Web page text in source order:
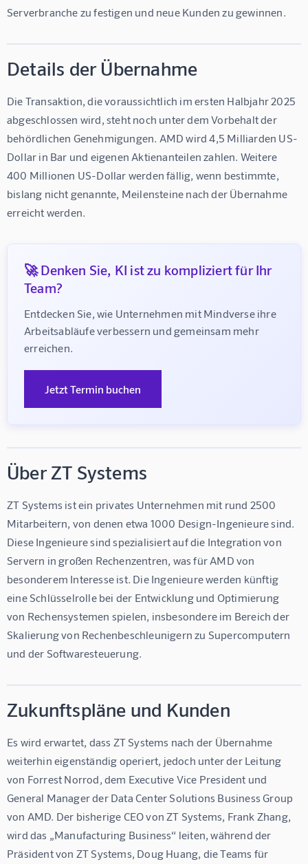
Serverbranche zu festigen und neue Kunden zu gewinnen.
Details der Übernahme
Die Transaktion, die voraussichtlich im ersten Halbjahr 2025
abgeschlossen wird, steht noch unter dem Vorbehalt der
behördlichen Genehmigungen. AMD wird 4,5 Milliarden US-
Dollar in Bar und eigenen Aktienanteilen zahlen. Weitere
400 Millionen US-Dollar werden fällig, wenn bestimmte,
bislang nicht genannte, Meilensteine nach der Übernahme
erreicht werden.
🚀 Denken Sie, KI ist zu kompliziert für Ihr
Team?
Entdecken Sie, wie Unternehmen mit Mindverse ihre
Arbeitsabläufe verbessern und gemeinsam mehr
erreichen.
Jetzt Termin buchen
Über ZT Systems
ZT Systems ist ein privates Unternehmen mit rund 2500
Mitarbeitern, von denen etwa 1000 Design-Ingenieure sind.
Diese Ingenieure sind spezialisiert auf die Integration von
Servern in großen Rechenzentren, was für AMD von
besonderem Interesse ist. Die Ingenieure werden künftig
eine Schlüsselrolle bei der Entwicklung und Optimierung
von Rechensystemen spielen, insbesondere im Bereich der
Skalierung von Rechenbeschleunigern zu Supercomputern
und der Softwaresteuerung.
Zukunftspläne und Kunden
Es wird erwartet, dass ZT Systems nach der Übernahme
weiterhin eigenständig operiert, jedoch unter der Leitung
von Forrest Norrod, dem Executive Vice President und
General Manager der Data Center Solutions Business Group
von AMD. Der bisherige CEO von ZT Systems, Frank Zhang,
wird das „Manufacturing Business“ leiten, während der
Präsident von ZT Systems, Doug Huang, die Teams für